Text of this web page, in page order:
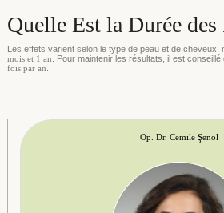
Quelle Est la Durée des
Les effets varient selon le type de peau et de cheveux,
mois et 1 an . Pour maintenir les résultats, il est
fois par an
Op. Dr. Cemile Şenol